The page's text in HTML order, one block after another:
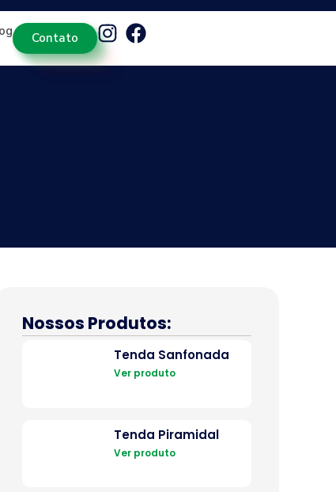
Contato
Nossos Produtos:
Tenda Sanfonada
Ver produto
Tenda Piramidal
Ver produto